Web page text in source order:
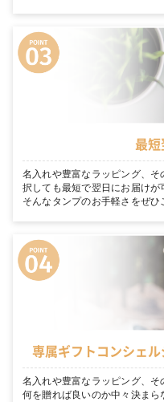
最
名入れや豊富なラッピング、
択しても最短で翌日にお届けが
そんなタンプのお手軽さをぜひ
専属ギフトコンシェ
名入れや豊富なラッピング、
何を贈れば良いのか中々決ま